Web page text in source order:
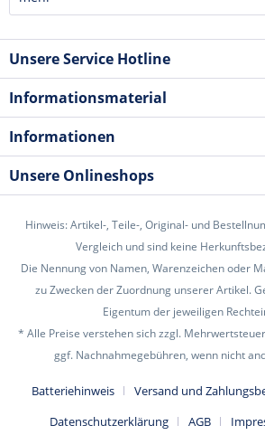
Unsere Service Hotline
Informationsmaterial
Informationen
Unsere Onlineshops
Hinweis: Artikel-, Teile-, Original- und
Vergleich und sind keine
Die Nennung von Namen, Warenzeichen oder
zu Zwecken der Zuordnung unserer Artikel.
Eigentum der jeweiligen
* Alle Preise verstehen sich zzgl.
ggf. Nachnahmegebühren, wenn nicht
Batteriehinweis
Versand und
Datenschutzerklärung
AGB